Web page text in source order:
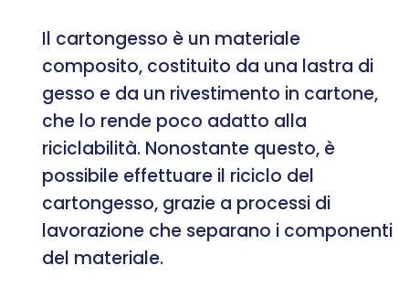
Il cartongesso è un materiale
composito, costituito da una lastra di
gesso e da un rivestimento in cartone,
che lo rende poco adatto alla
riciclabilità. Nonostante questo, è
possibile effettuare il riciclo del
cartongesso, grazie a processi di
lavorazione che separano i componenti
del materiale.